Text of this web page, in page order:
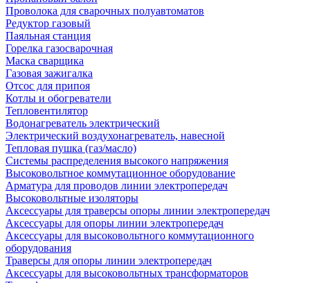
Проволока для сварочных полуавтоматов
Редуктор газовый
Паяльная станция
Горелка газосварочная
Маска сварщика
Газовая зажигалка
Отсос для припоя
Котлы и обогреватели
Тепловентилятор
Водонагреватель электрический
Электрический воздухонагреватель, навесной
Тепловая пушка (газ/масло)
Системы распределения высокого напряжения
Высоковольтное коммутационное оборудование
Арматура для проводов линии электропередач
Высоковольтные изоляторы
Аксессуары для траверсы опоры линии электропередач
Аксессуары для опоры линии электропередач
Аксессуары для высоковольтного коммутационного
оборудования
Траверсы для опоры линии электропередач
Аксессуары для высоковольтных трансформаторов